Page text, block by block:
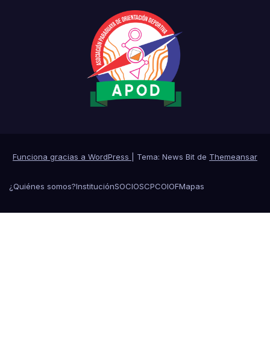
Funciona gracias a WordPress Tema: News Bit de Themeansar
¿Quiénes somos?InstituciónSOCIOSCPCOIOFMapas